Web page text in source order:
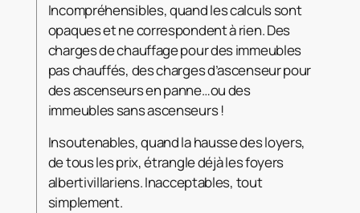
Incompréhensibles, quand les calculs sont
opaques et ne correspondent à rien. Des
charges de chauffage pour des immeubles
pas chauffés, des charges d’ascenseur pour
des ascenseurs en panne…ou des
immeubles sans ascenseurs !
Insoutenables, quand la hausse des loyers,
de tous les prix, étrangle déjà les foyers
albertivillariens. Inacceptables, tout
simplement.